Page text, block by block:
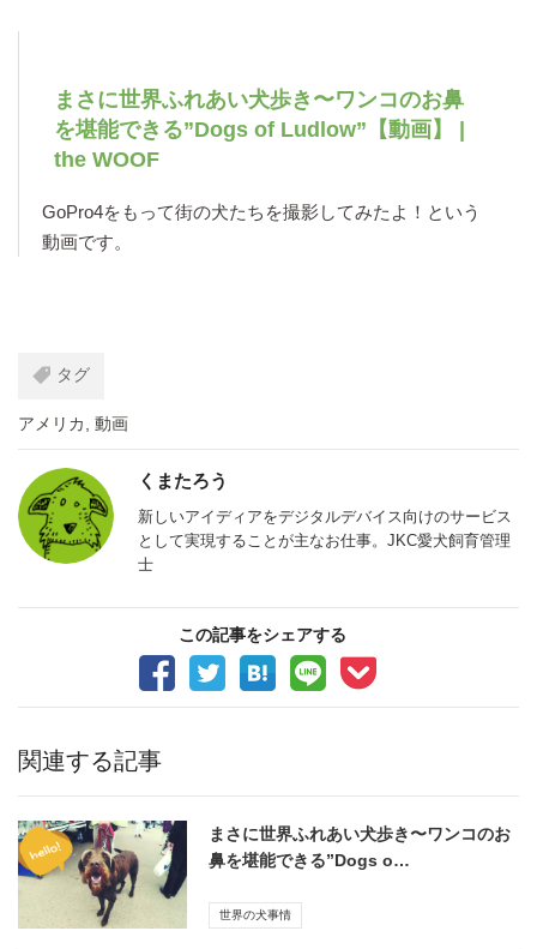
まさに世界ふれあい犬歩き〜ワンコのお鼻
を堪能できる”Dogs of Ludlow”【動画】 |
the WOOF
GoPro4をもって街の犬たちを撮影してみたよ！という
動画です。
タグ
アメリカ, 動画
くまたろう
新しいアイディアをデジタルデバイス向けのサービス
として実現することが主なお仕事。JKC愛犬飼育管理
士
この記事をシェアする
関連する記事
まさに世界ふれあい犬歩き〜ワンコのお
鼻を堪能できる”Dogs o…
世界の犬事情